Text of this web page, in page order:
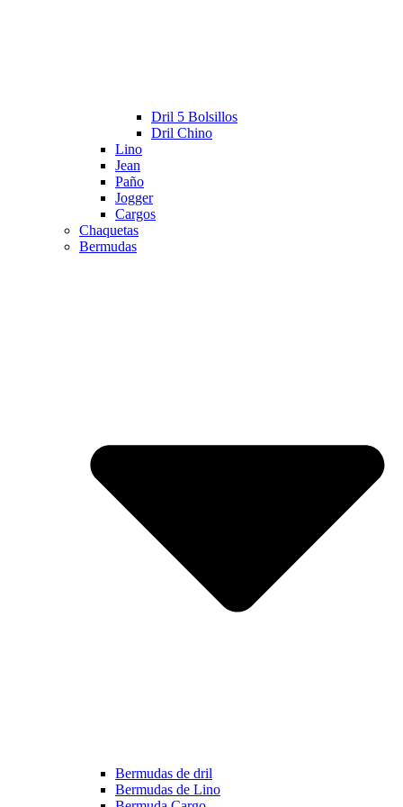
Dril 5 Bolsillos
Dril Chino
Lino
Jean
Paño
Jogger
Cargos
Chaquetas
Bermudas
Bermudas de dril
Bermudas de Lino